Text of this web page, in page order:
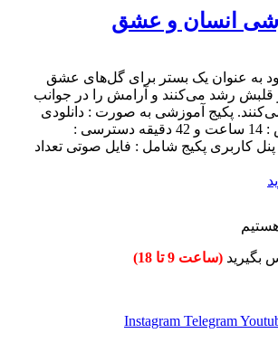
انسان و عشق
به عنوان یک بستر برای گل‌های عشق
قلبش رشد می‌کنند و آرامش را در جوانب
پکیج آموزشی به صورت : دانلودی
مدت زمان آموزش : 14 ساعت و 42 دقیقه دسترسی :
کاربری پکیج شامل : فایل صوتی تعداد
بگیرید (ساعت 9 تا 18)
Instagram Telegram